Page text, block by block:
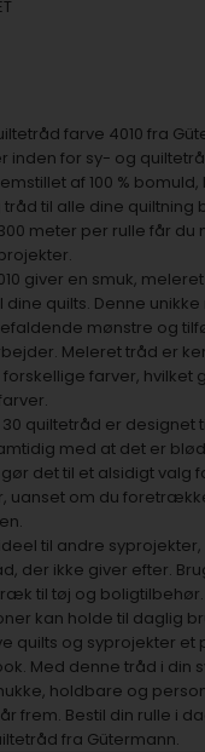
farve 4010 fra
inden for sy- og
af 100 % bomuld,
til alle dine quiltning
meter per rulle får du
giver en smuk,
quilts. Denne
mønstre og
Meleret tråd er
farver, hvilket
quiltetråd er designet
med at det er
det til et alsidigt valg
uanset om du
til andre
der ikke giver efter.
til tøj og boligtilbehør.
kan holde til daglig
quilts og syprojekter et
Med denne tråd i din
holdbare og
frem. Bestil din rulle i
fra Gütermann.